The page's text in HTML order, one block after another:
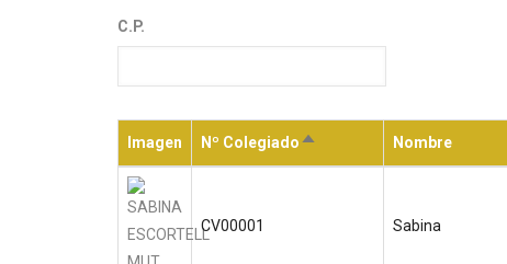
C.P.
Imagen Nº ColegiadoOrdenar
descendente
Nombre
CV00001 Sabina